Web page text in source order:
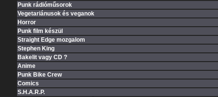
Punk rádióműsorok
Vegetariánusok és veganok
Horror
Punk film készül
Straight Edge mozgalom
Stephen King
Bakelit vagy CD ?
Anime
Punk Bike Crew
Comics
S.H.A.R.P.